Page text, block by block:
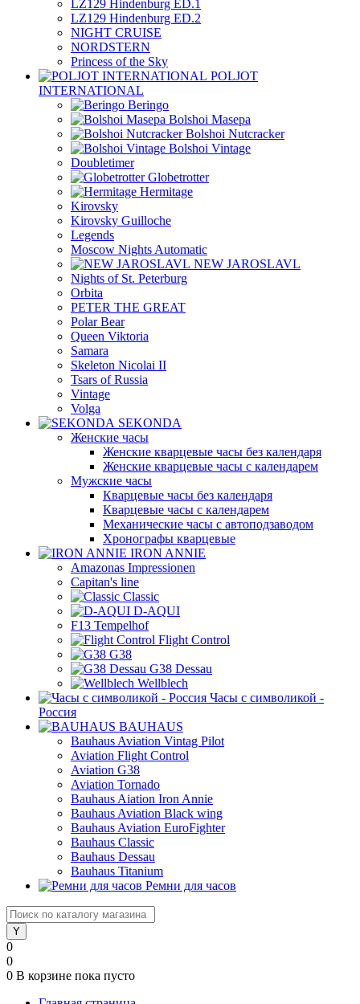
LZ129 Hindenburg ED.1
LZ129 Hindenburg ED.2
NIGHT CRUISE
NORDSTERN
Princess of the Sky
POLJOT
INTERNATIONAL
Beringo
Bolshoi Masepa
Bolshoi Nutcracker
Bolshoi Vintage
Doubletimer
Globetrotter
Hermitage
Kirovsky
Kirovsky Guilloche
Legends
Moscow Nights Automatic
NEW JAROSLAVL
Nights of St. Peterburg
Orbita
PETER THE GREAT
Polar Bear
Queen Viktoria
Samara
Skeleton Nicolai II
Tsars of Russia
Vintage
Volga
SEKONDA
Женские часы
Женские кварцевые часы без календаря
Женские кварцевые часы с календарем
Мужские часы
Кварцевые часы без календаря
Кварцевые часы с календарем
Механические часы с автоподзаводом
Хронографы кварцевые
IRON ANNIE
Amazonas Impressionen
Capitan's line
Classic
D-AQUI
F13 Tempelhof
Flight Control
G38
G38 Dessau
Wellblech
Часы с символикой -
Россия
BAUHAUS
Bauhaus Aviation Vintag Pilot
Aviation Flight Control
Aviation G38
Aviation Tornado
Bauhaus Aiation Iron Annie
Bauhaus Aviation Black wing
Bauhaus Aviation EuroFighter
Bauhaus Classic
Bauhaus Dessau
Bauhaus Titanium
Ремни для часов
0
0
0 В корзине пока пусто